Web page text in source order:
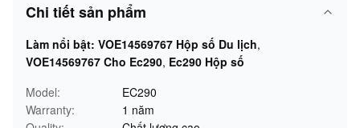
Chi tiết sản phẩm
Làm nổi bật: VOE14569767 Hộp số Du lịch,
VOE14569767 Cho Ec290, Ec290 Hộp số
Model:
EC290
Warranty:
1 năm